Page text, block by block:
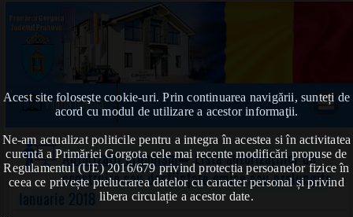
Acest site foloseşte cookie-uri. Prin continuarea navigării, sunteți de
acord cu modul de utilizare a acestor informaţii.
Ne-am actualizat politicile pentru a integra în acestea si în activitatea
curentă a Primăriei Gorgota cele mai recente modificări propuse de
Regulamentul (UE) 2016/679 privind protecția persoanelor fizice în
ceea ce privește prelucrarea datelor cu caracter personal și privind
libera circulație a acestor date.
Prima pagină
Autorizații urbanism➠ Lista autorizațiilor de
construire sau desființare emise sau prelungite-